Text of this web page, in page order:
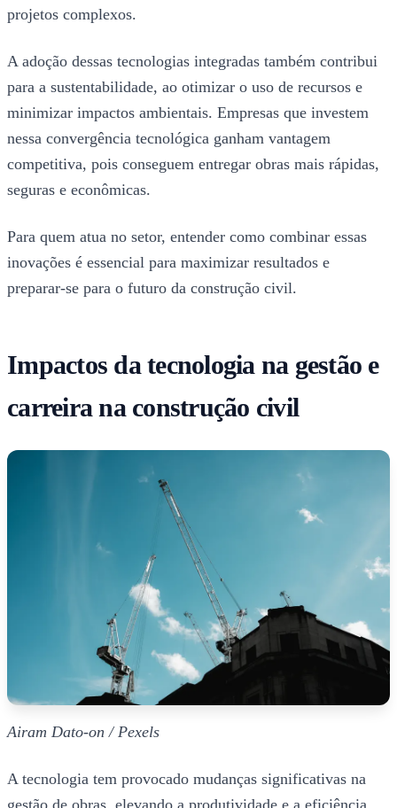
projetos complexos.
A adoção dessas tecnologias integradas também contribui
para a sustentabilidade, ao otimizar o uso de recursos e
minimizar impactos ambientais. Empresas que investem
nessa convergência tecnológica ganham vantagem
competitiva, pois conseguem entregar obras mais rápidas,
seguras e econômicas.
Para quem atua no setor, entender como combinar essas
inovações é essencial para maximizar resultados e
preparar-se para o futuro da construção civil.
Impactos da tecnologia na gestão e
carreira na construção civil
Airam Dato-on / Pexels
A tecnologia tem provocado mudanças significativas na